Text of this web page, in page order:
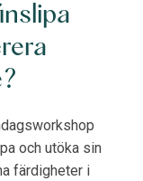
och utöka sin
färdigheter i